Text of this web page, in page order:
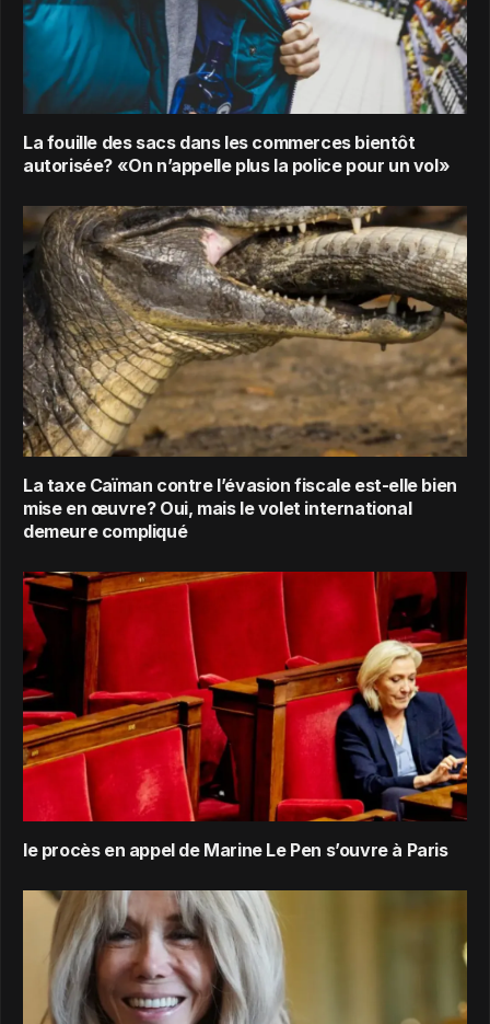
La fouille des sacs dans les commerces bientôt
autorisée? «On n’appelle plus la police pour un vol»
La taxe Caïman contre l’évasion fiscale est-elle bien
mise en œuvre? Oui, mais le volet international
demeure compliqué
le procès en appel de Marine Le Pen s’ouvre à Paris